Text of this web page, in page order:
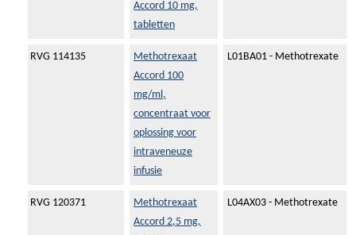
Accord 10 mg,
tabletten
RVG 114135
Methotrexaat
Accord 100
mg/ml,
concentraat voor
oplossing voor
intraveneuze
infusie
L01BA01 - Methotrexate
RVG 120371
Methotrexaat
Accord 2,5 mg,
L04AX03 - Methotrexate